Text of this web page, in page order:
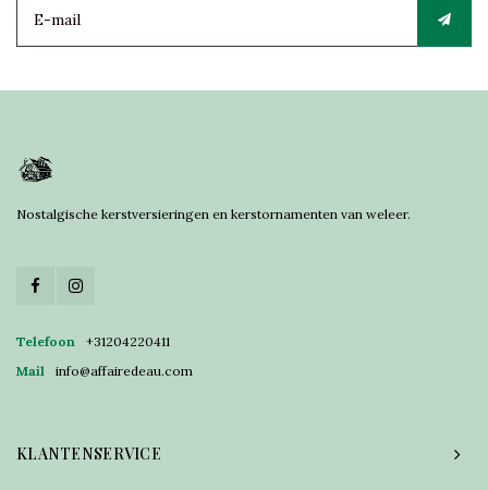
Nostalgische kerstversieringen en kerstornamenten van weleer.
Telefoon
+31204220411
Mail
info@affairedeau.com
KLANTENSERVICE